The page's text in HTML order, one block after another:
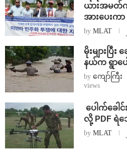
ယားအမ
အားပေးက
by MLAT
မိုးများပြီ
နယ်က ရွာပေ
by ကျော်ကြီး
views
ပေါက်ခေါ
လို့ PDF ရဲ
by MLAT